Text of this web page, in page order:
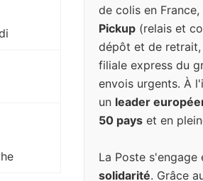
de colis en
Pickup (relais et
dépôt et de retrait,
filiale express du
envois urgents. À
un leader
50 pays et en
La Poste s'engage
solidarité. Grâce